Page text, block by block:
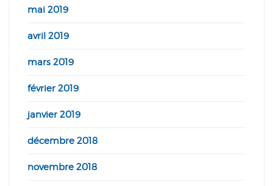
mai 2019
avril 2019
mars 2019
février 2019
janvier 2019
décembre 2018
novembre 2018